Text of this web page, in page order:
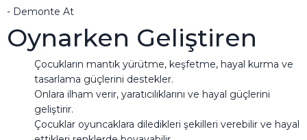
- Demonte At
Oynarken Geliştiren
Çocukların mantık yürütme, keşfetme, hayal kurma ve
tasarlama güçlerini destekler.
Onlara ilham verir, yaratıcılıklarını ve hayal güçlerini
geliştirir.
Çocuklar oyuncaklara diledikleri şekilleri verebilir ve hayal